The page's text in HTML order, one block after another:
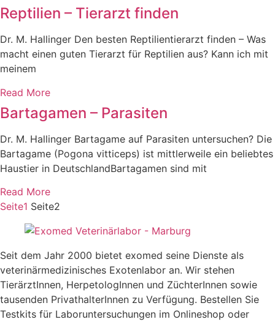
Reptilien – Tierarzt finden
Dr. M. Hallinger Den besten Reptilientierarzt finden – Was
macht einen guten Tierarzt für Reptilien aus? Kann ich mit
meinem
Read More
Bartagamen – Parasiten
Dr. M. Hallinger Bartagame auf Parasiten untersuchen? Die
Bartagame (Pogona vitticeps) ist mittlerweile ein beliebtes
Haustier in DeutschlandBartagamen sind mit
Read More
Seite1 Seite2
Seit dem Jahr 2000 bietet exomed seine Dienste als
veterinärmedizinisches Exotenlabor an. Wir stehen
TierärztInnen, HerpetologInnen und ZüchterInnen sowie
tausenden PrivathalterInnen zu Verfügung. Bestellen Sie
Testkits für Laboruntersuchungen im Onlineshop oder